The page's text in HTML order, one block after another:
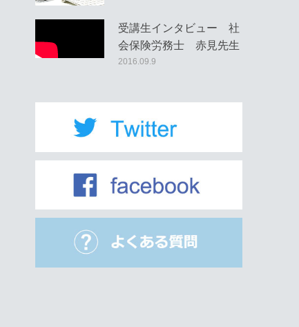
受講生インタビュー 社
会保険労務士 赤見先生
2016.09.9